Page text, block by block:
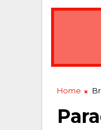
Home